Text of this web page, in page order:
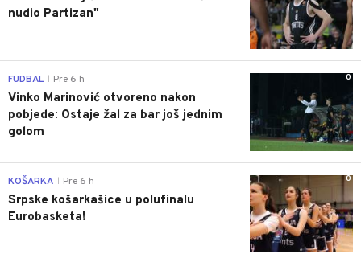
nudio Partizan"
0
FUDBAL Pre 6 h
Vinko Marinović otvoreno nakon
pobjede: Ostaje žal za bar još jednim
golom
0
KOŠARKA Pre 6 h
Srpske košarkašice u polufinalu
Eurobasketa!